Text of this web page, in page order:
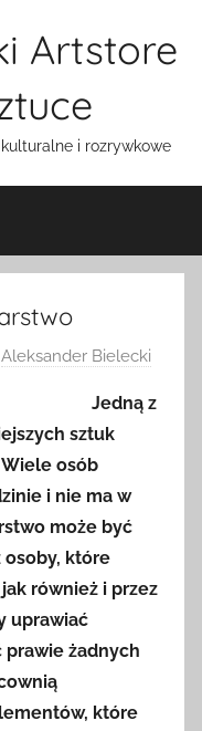
Artstore
i rozrywkowe
Aleksander Bielecki
Jedną z
sztuk
osób
i nie ma w
może być
osoby, które
również i przez
uprawiać
żadnych
które